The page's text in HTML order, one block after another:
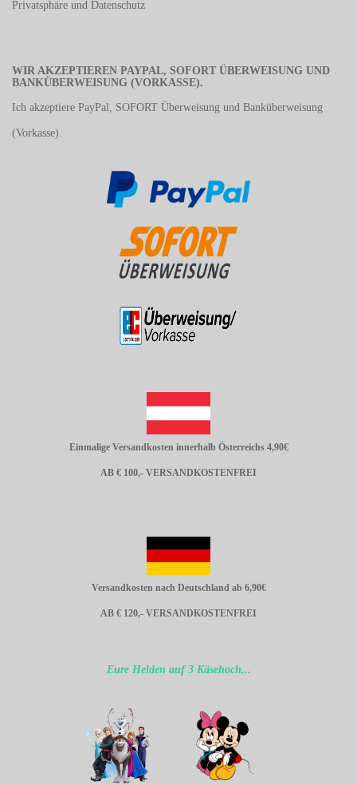
Privatsphäre und Datenschutz
WIR AKZEPTIEREN PAYPAL, SOFORT ÜBERWEISUNG UND
BANKÜBERWEISUNG (VORKASSE).
Ich akzeptiere PayPal, SOFORT Überweisung und Banküberweisung
(Vorkasse).
Einmalige Versandkosten innerhalb Österreichs 4,90€
AB € 100,- VERSANDKOSTENFREI
Versandkosten nach Deutschland ab 6,90€
AB € 120,- VERSANDKOSTENFREI
Eure Helden auf 3 Käsehoch...